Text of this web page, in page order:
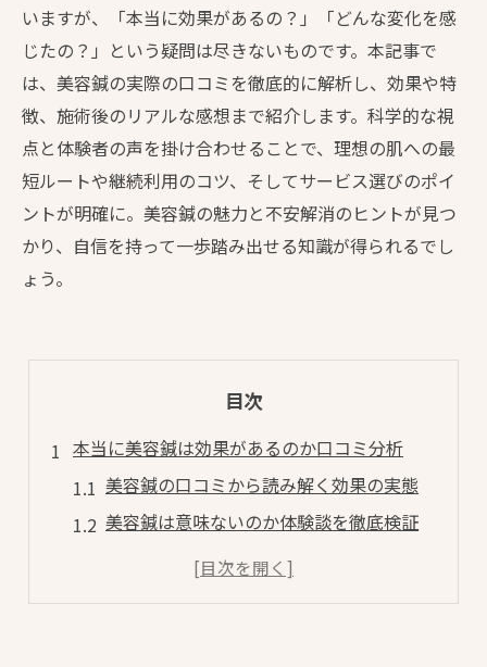
いますが、「本当に効果があるの？」「どんな変化を感
じたの？」という疑問は尽きないものです。本記事で
は、美容鍼の実際の口コミを徹底的に解析し、効果や特
徴、施術後のリアルな感想まで紹介します。科学的な視
点と体験者の声を掛け合わせることで、理想の肌への最
短ルートや継続利用のコツ、そしてサービス選びのポイ
ントが明確に。美容鍼の魅力と不安解消のヒントが見つ
かり、自信を持って一歩踏み出せる知識が得られるでし
ょう。
目次
本当に美容鍼は効果があるのか口コミ分析
美容鍼の口コミから読み解く効果の実態
美容鍼は意味ないのか体験談を徹底検証
美容鍼の効果に満足した人の共通点